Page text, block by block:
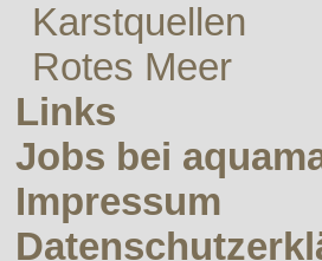
Karstquellen
Rotes Meer
Links
Jobs bei
Impressum